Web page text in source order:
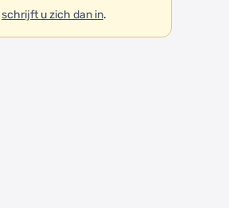
schrijft u zich dan in.